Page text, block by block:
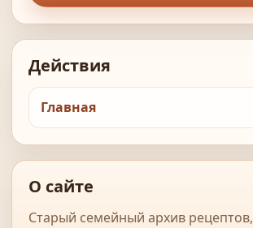
Действия
Главная
О сайте
Старый семейный архив рецептов,